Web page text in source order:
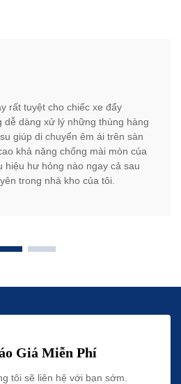
rất tuyệt cho chiếc xe đẩy
dễ dàng xử lý những thùng hàng
giúp di chuyển êm ái trên sàn
khả năng chống mài mòn của
hư hỏng nào ngay cả sau
trong nhà kho của tôi.
Giá Miễn Phí
tôi sẽ liên hệ với bạn sớm.